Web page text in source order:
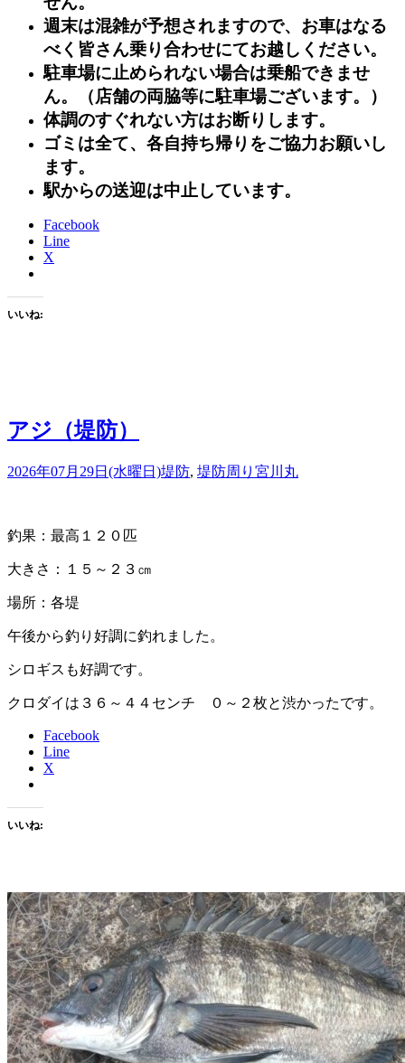
週末は混雑が予想されますので、お車はなる
べく皆さん乗り合わせにてお越しください。
駐車場に止められない場合は乗船できませ
ん。（店舗の両脇等に駐車場ございます。）
体調のすぐれない方はお断りします。
ゴミは全て、各自持ち帰りをご協力お願いし
ます。
駅からの送迎は中止しています。
Facebook
Line
X
いいね:
アジ（堤防）
2026年07月29日(水曜日)堤防, 堤防周り 宮川丸
釣果：最高１２０匹
大きさ：１５～２３㎝
場所：各堤
午後から釣り好調に釣れました。
シロギスも好調です。
クロダイは３６～４４センチ ０～２枚と渋かったです。
Facebook
Line
X
いいね: